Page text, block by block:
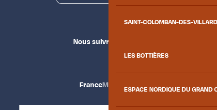
SAINT-COLOMBAN-DES-
LES BOTTIÈRES
ESPACE NORDIQUE DU GRAND
Nous suivre
FranceMaurienne